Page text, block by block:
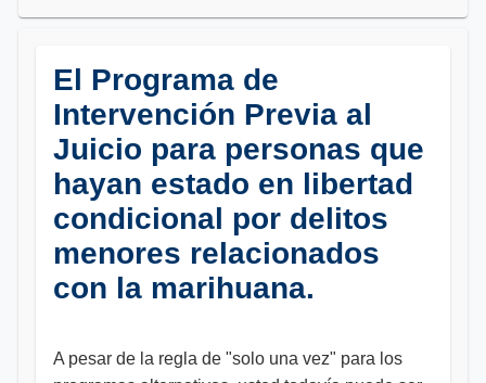
El Programa de
Intervención Previa al
Juicio para personas que
hayan estado en libertad
condicional por delitos
menores relacionados
con la marihuana.
A pesar de la regla de "solo una vez" para los